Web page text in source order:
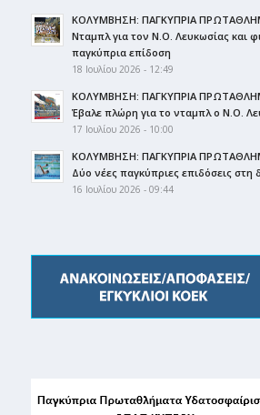
ΚΟΛΥΜΒΗΣΗ: ΠΑΓΚΥΠΡΙΑ
Νταμπλ για τον Ν.Ο. Λευκωσίας και
παγκύπρια επίδοση
18 Ιουλίου 2026 - 12:49
ΚΟΛΥΜΒΗΣΗ: ΠΑΓΚΥΠΡΙΑ
Έβαλε πλώρη για το νταμπλ ο Ν.Ο.
17 Ιουλίου 2026 - 10:00
ΚΟΛΥΜΒΗΣΗ: ΠΑΓΚΥΠΡΙΑ
Δύο νέες παγκύπριες επιδόσεις στη
16 Ιουλίου 2026 - 09:44